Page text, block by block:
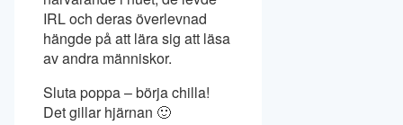
IRL och deras överlevnad
hängde på att lära sig att läsa
av andra människor.
Sluta poppa – börja chilla!
Det gillar hjärnan 🙂